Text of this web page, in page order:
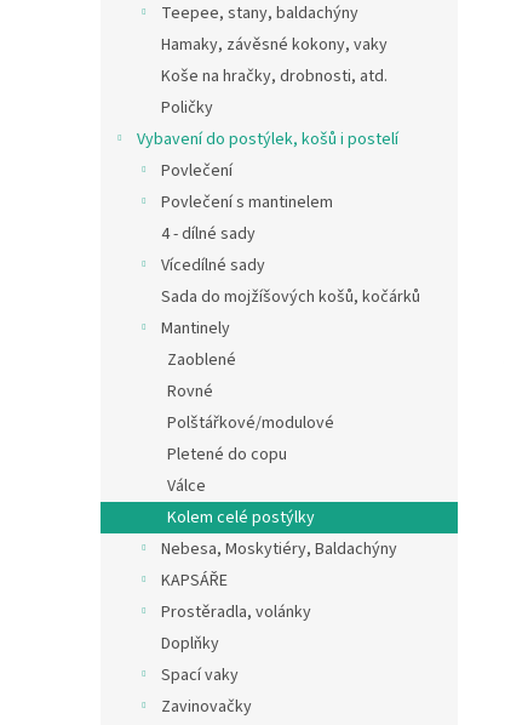
Teepee, stany, baldachýny
Hamaky, závěsné kokony, vaky
Koše na hračky, drobnosti, atd.
Poličky
Vybavení do postýlek, košů i postelí
Povlečení
Povlečení s mantinelem
4 - dílné sady
Vícedílné sady
Sada do mojžíšových košů, kočárků
Mantinely
Zaoblené
Rovné
Polštářkové/modulové
Pletené do copu
Válce
Kolem celé postýlky
Nebesa, Moskytiéry, Baldachýny
KAPSÁŘE
Prostěradla, volánky
Doplňky
Spací vaky
Zavinovačky